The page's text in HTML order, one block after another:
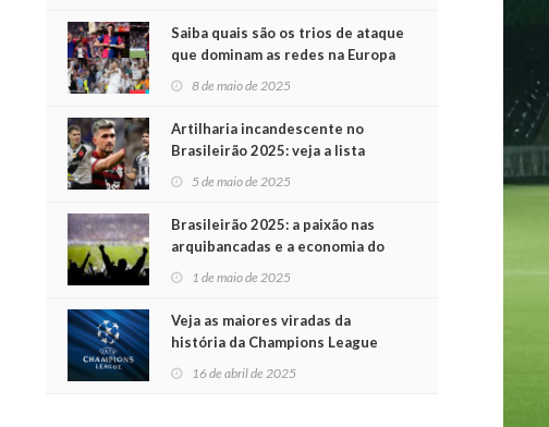
Saiba quais são os trios de ataque
que dominam as redes na Europa
8 de maio de 2025
Artilharia incandescente no
Brasileirão 2025: veja a lista
atualizada
5 de maio de 2025
Brasileirão 2025: a paixão nas
arquibancadas e a economia do
futebol na primeira rodada
1 de maio de 2025
Veja as maiores viradas da
história da Champions League
16 de abril de 2025